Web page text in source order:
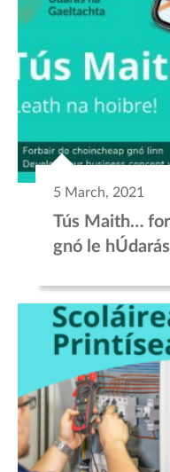
5 March, 2021
Tús Maith…
gnó le